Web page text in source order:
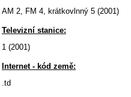
AM 2, FM 4, krátkovlnný 5 (2001)
Televizní stanice:
1 (2001)
Internet - kód země:
.td